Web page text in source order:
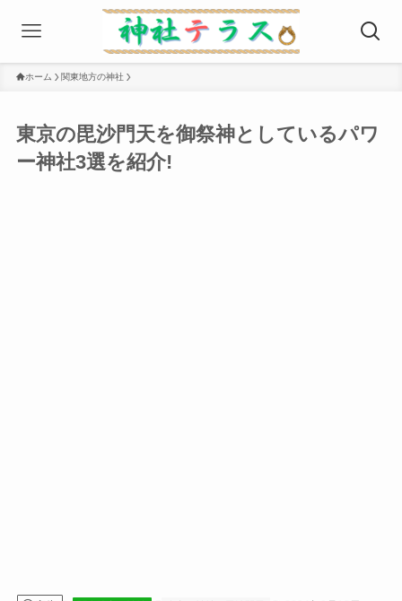
ホーム 関東地方の神社
東京の毘沙門天を御祭神としているパワ
ー神社3選を紹介!